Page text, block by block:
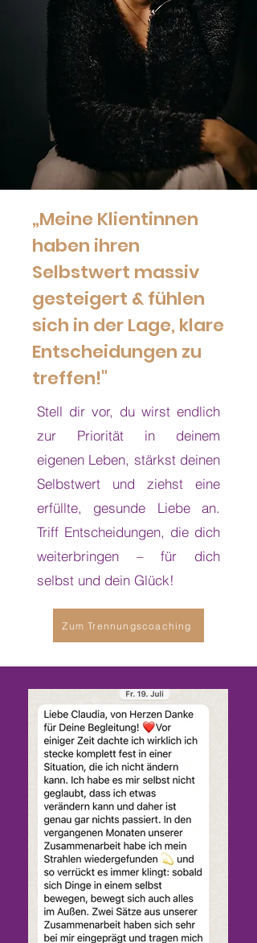
„Meine Klientinnen
haben ihren
Selbstwert massiv
gesteigert & fühlen
sich in der Lage, klare
Entscheidungen zu
treffen!"
Stell dir vor, du wirst endlich
zur Priorität in deinem
eigenen Leben, stärkst deinen
Selbstwert und ziehst eine
erfüllte, gesunde Liebe an.
Triff Entscheidungen, die dich
weiterbringen – für dich
selbst und dein Glück!
Zum Trennungscoaching